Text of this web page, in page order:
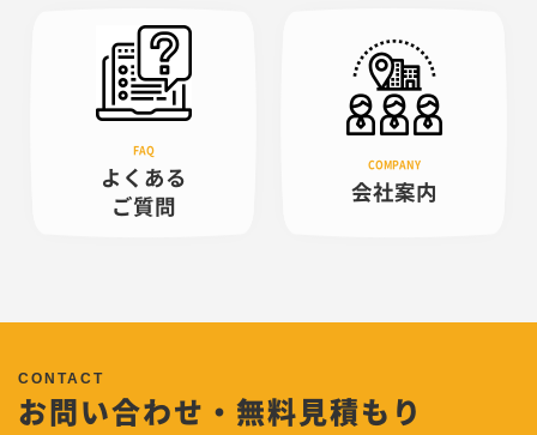
よくある
ご質問
会社案内
お問い合わせ・無料見積もり